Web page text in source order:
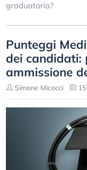
graduatoria?
Punteggi
dei candidati:
ammissione
Simone Micocci